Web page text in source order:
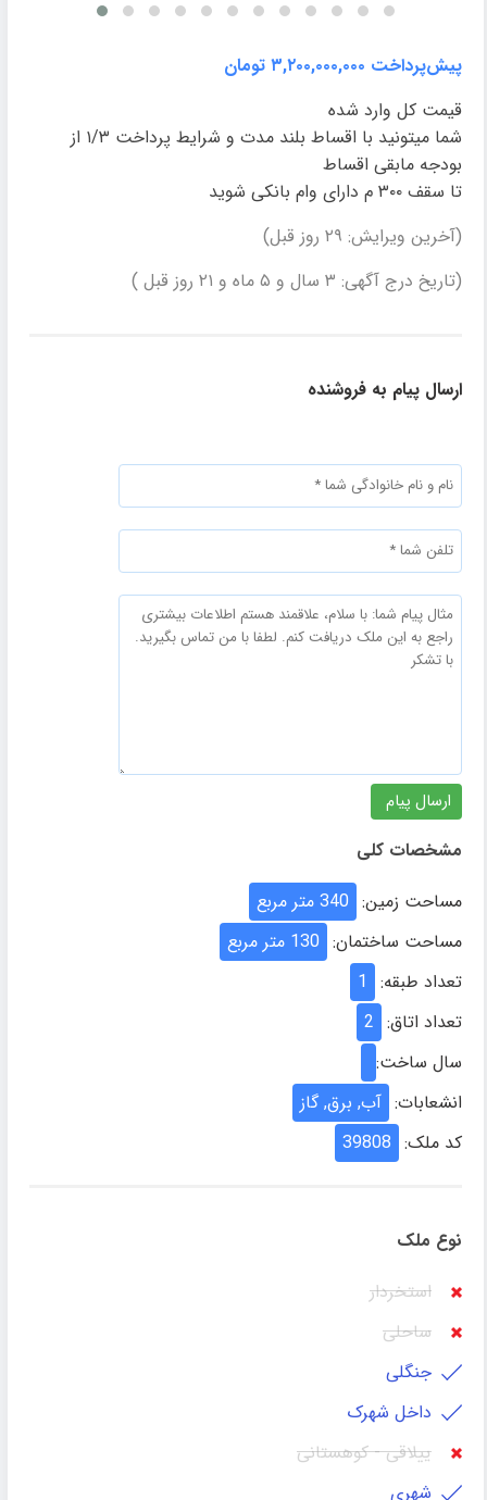
پیش‌پرداخت ۳,۲۰۰,۰۰۰,۰۰۰ تومان
قیمت کل وارد شده
شما میتونید با اقساط بلند مدت و شرایط پرداخت ۱/۳ از
بودجه مابقی اقساط
تا سقف ۳۰۰ م دارای وام بانکی شوید
(آخرین ویرایش: ۲۹ روز قبل)
(تاریخ درج آگهی: ۳ سال و ۵ ماه و ۲۱ روز قبل )
ارسال پیام به فروشنده
مشخصات کلی
مساحت زمین: 340 متر مربع
مساحت ساختمان: 130 متر مربع
تعداد طبقه: 1
تعداد اتاق: 2
سال ساخت:
انشعابات: آب, برق, گاز
کد ملک: 39808
نوع ملک
استخردار
ساحلی
جنگلی
داخل شهرک
ییلاقی - کوهستانی
شهری